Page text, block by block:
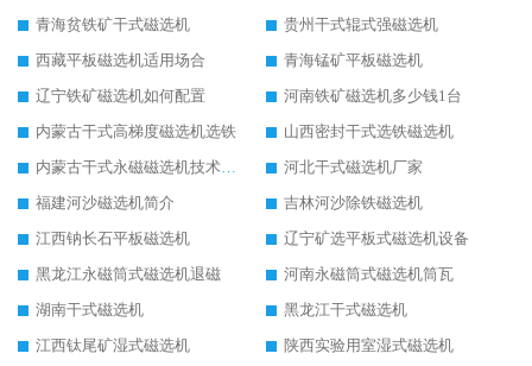
青海贫铁矿干式磁选机
贵州干式辊式强磁选机
西藏平板磁选机适用场合
青海锰矿平板磁选机
辽宁铁矿磁选机如何配置
河南铁矿磁选机多少钱1台
内蒙古干式高梯度磁选机选铁
山西密封干式选铁磁选机
内蒙古干式永磁磁选机技术要求
河北干式磁选机厂家
福建河沙磁选机简介
吉林河沙除铁磁选机
江西钠长石平板磁选机
辽宁矿选平板式磁选机设备
黑龙江永磁筒式磁选机退磁
河南永磁筒式磁选机筒瓦
湖南干式磁选机
黑龙江干式磁选机
江西钛尾矿湿式磁选机
陕西实验用室湿式磁选机